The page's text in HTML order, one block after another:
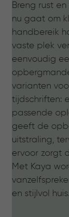
Breng rust
nu gaat om
handbereik
vaste plek
eenvoudig
varianten
tijdschriften:
passende
geeft de
uitstraling,
ervoor zorgt
Met Kaya
en stijlvol huis.